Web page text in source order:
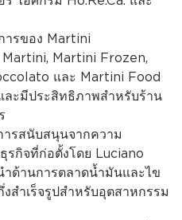
รของ Martini
Martini Frozen,
และ Martini Food
ละมีประสิทธิภาพสำหรับร้าน
รสนับสนุนจากความ
รกิจที่ก่อตั้งโดย Luciano
ำด้านการตลาดน้ำมันและไข
สำเร็จรูปสำหรับอุตสาหกรรม